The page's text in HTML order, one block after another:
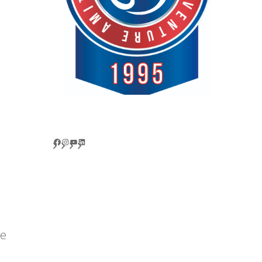
Facebook InstagramYouTube LinkedIn